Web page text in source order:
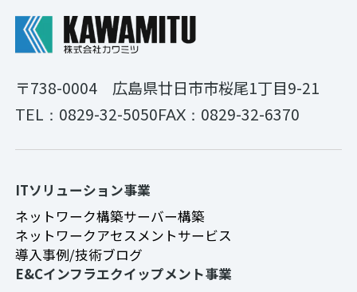
〒738-0004 広島県廿日市市桜尾1丁目9-21
TEL： 0829-32-5050FAX： 0829-32-6370
ITソリューション事業
ネットワーク構築サーバー構築
ネットワークアセスメントサービス
導入事例/技術ブログ
E&Cインフラエクイップメント事業